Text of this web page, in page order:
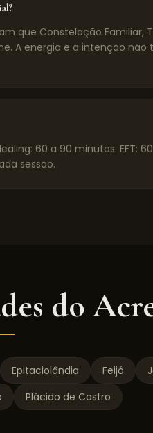
que Constelação Familiar,
A energia e a intenção não
60 a 90 minutos. EFT:
sessão.
do
Epitaciolândia Feijó
Plácido de Castro